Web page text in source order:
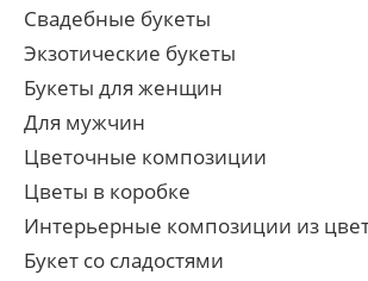
Свадебные букеты
Экзотические букеты
Букеты для женщин
Для мужчин
Цветочные композиции
Цветы в коробке
Интерьерные композиции из
Букет со сладостями